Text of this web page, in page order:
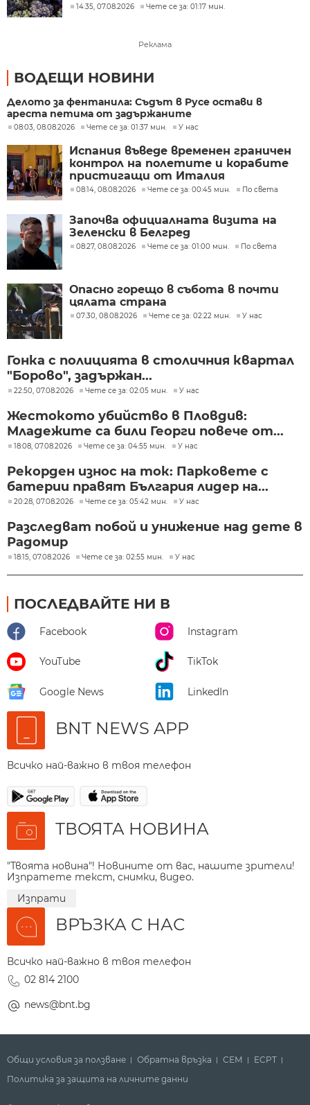
14:35, 07.08.2026 Чете се за: 01:17 мин.
Реклама
ВОДЕЩИ НОВИНИ
Делото за фентанила: Съдът в Русе остави в
ареста петима от задържаните
08:03, 08.08.2026 Чете се за: 01:37 мин. У нас
Испания въведе временен граничен
контрол на полетите и корабите
пристигащи от Италия
08:14, 08.08.2026 Чете се за: 00:45 мин. По света
Започва официалната визита на
Зеленски в Белгред
08:27, 08.08.2026 Чете се за: 01:00 мин. По света
Опасно горещо в събота в почти
цялата страна
07:30, 08.08.2026 Чете се за: 02:22 мин. У нас
Гонка с полицията в столичния квартал
"Борово", задържан...
22:50, 07.08.2026 Чете се за: 02:05 мин. У нас
Жестокото убийство в Пловдив:
Младежите са били Георги повече от...
18:08, 07.08.2026 Чете се за: 04:55 мин. У нас
Рекорден износ на ток: Парковете с
батерии правят България лидер на...
20:28, 07.08.2026 Чете се за: 05:42 мин. У нас
Разследват побой и унижение над дете в
Радомир
18:15, 07.08.2026 Чете се за: 02:55 мин. У нас
ПОСЛЕДВАЙТЕ НИ В
Facebook Instagram
YouTube TikTok
Google News LinkedIn
BNT NEWS APP
Всичко най-важно в твоя телефон
ТВОЯТА НОВИНА
"Твоята новина"! Новините от вас, нашите зрители!
Изпратете текст, снимки, видео.
Изпрати
ВРЪЗКА С НАС
Всичко най-важно в твоя телефон
02 814 2100
news@bnt.bg
Общи условия за ползване Обратна връзка СЕМ
ECPT
Политика за защита на личните данни